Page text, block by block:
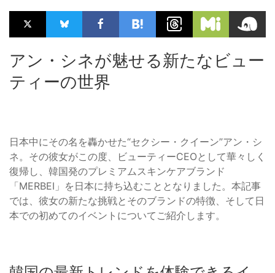
アン・シネが魅せる新たなビュー
ティーの世界
日本中にその名を轟かせた“セクシー・クイーン”アン・シ
ネ。その彼女がこの度、ビューティーCEOとして華々しく
復帰し、韓国発のプレミアムスキンケアブランド
「MERBEI」を日本に持ち込むこととなりました。本記事
では、彼女の新たな挑戦とそのブランドの特徴、そして日
本での初めてのイベントについてご紹介します。